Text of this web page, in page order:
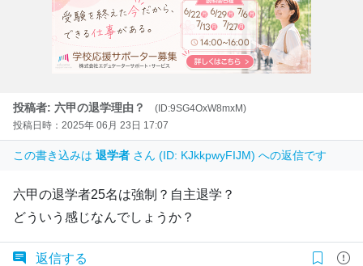
投稿者: 六甲の退学理由？
(ID:9SG4OxW8mxM)
投稿日時：2025年 06月 23日 17:07
この書き込みは 退学者 さん (ID: KJkkpwyFIJM) への返信です
六甲の退学者25名は強制？自主退学？
どういう感じなんでしょうか？
返信する